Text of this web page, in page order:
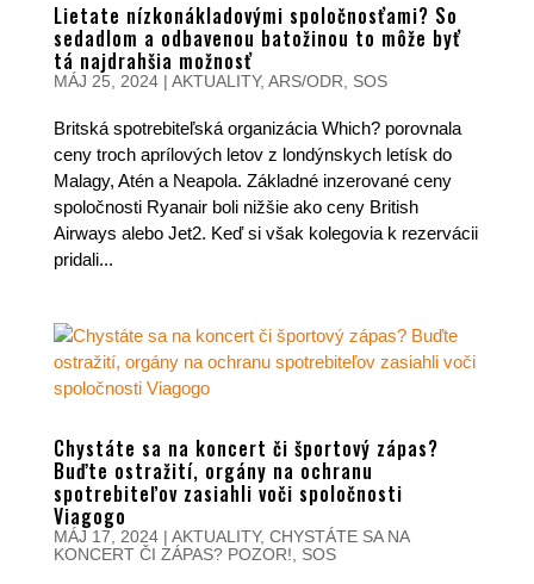
Lietate nízkonákladovými spoločnosťami? So
sedadlom a odbavenou batožinou to môže byť
tá najdrahšia možnosť
MÁJ 25, 2024| AKTUALITY, ARS/ODR SOS
Britská spotrebiteľská organizácia Which? porovnala
ceny troch aprílových letov z londýnskych letísk do
Malagy, Atén a Neapola. Základné inzerované ceny
spoločnosti Ryanair boli nižšie ako ceny British
Airways alebo Jet2. Keď si však kolegovia k rezervácii
pridali...
Chystáte sa na koncert či športový zápas?
Buďte ostražití, orgány na ochranu
spotrebiteľov zasiahli voči spoločnosti
Viagogo
MÁJ 17, 2024| AKTUALITY, CHYSTÁTE SA NA
KONCERT ČI ZÁPAS? POZOR!
SOS